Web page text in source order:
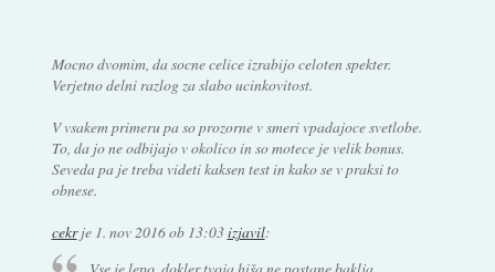
Mocno dvomim, da socne celice izrabijo celoten spekter.
Verjetno delni razlog za slabo ucinkovitost.
V vsakem primeru pa so prozorne v smeri vpadajoce svetlobe.
To, da jo ne odbijajo v okolico in so motece je velik bonus.
Seveda pa je treba videti kaksen test in kako se v praksi to
obnese.
cekrje 1. nov 2016 ob 13:03izjavil:
Vse je lepo, dokler tvoja hiša ne postane baklja.